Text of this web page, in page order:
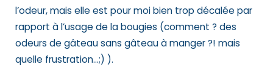
l’odeur, mais elle est pour moi bien trop décalée par
rapport à l’usage de la bougies (comment ? des
odeurs de gâteau sans gâteau à manger ?! mais
quelle frustration…;) ).